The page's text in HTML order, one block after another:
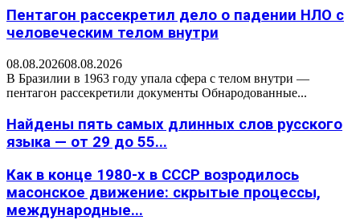
Пентагон рассекретил дело о падении НЛО с
человеческим телом внутри
08.08.202608.08.2026
В Бразилии в 1963 году упала сфера с телом внутри —
пентагон рассекретили документы Обнародованные...
Найдены пять самых длинных слов русского
языка — от 29 до 55...
Как в конце 1980-х в СССР возродилось
масонское движение: скрытые процессы,
международные...